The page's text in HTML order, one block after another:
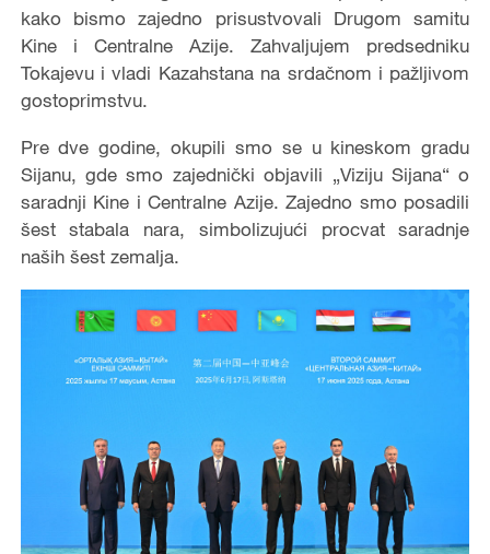
kako bismo zajedno prisustvovali Drugom samitu
Kine i Centralne Azije. Zahvaljujem predsedniku
Tokajevu i vladi Kazahstana na srdačnom i pažljivom
gostoprimstvu.
Pre dve godine, okupili smo se u kineskom gradu
Sijanu, gde smo zajednički objavili „Viziju Sijana“ o
saradnji Kine i Centralne Azije. Zajedno smo posadili
šest stabala nara, simbolizujući procvat saradnje
naših šest zemalja.